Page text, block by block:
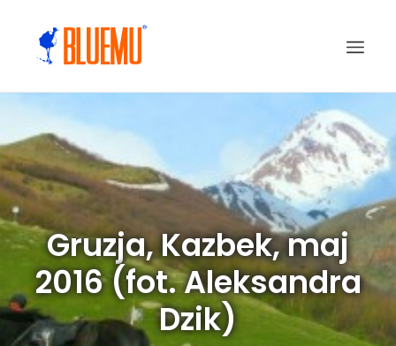
Gruzja, Kazbek, maj
2016 (fot. Aleksandra
Dzik)